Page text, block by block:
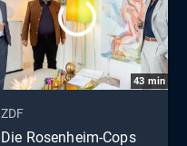
43 min
ZDF
Die Rosenheim-Cops